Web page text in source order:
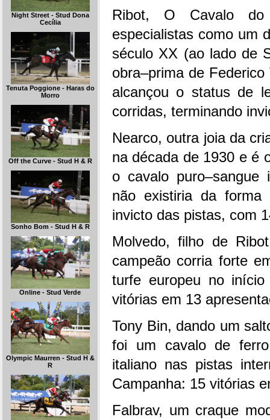
Night Street - Stud Dona
Cecília
Tenuta Poggione - Haras do
Morro
Off the Curve - Stud H & R
Sonho Bom - Stud H & R
Online - Stud Verde
Olympic Maurren - Stud H &
R
Ribot, O Cavalo do
especialistas como um
século XX (ao lado de
obra–prima de
alcançou o status de
corridas, terminando
Nearco, outra joia da
na década de 1930 e é
o cavalo puro–sangue
não existiria da forma
invicto das pistas, com
Molvedo, filho de
campeão corria forte
turfe europeu no
vitórias em 13
Tony Bin, dando um
foi um cavalo de
italiano nas pistas
Campanha: 15 vitórias
Falbrav, um craque